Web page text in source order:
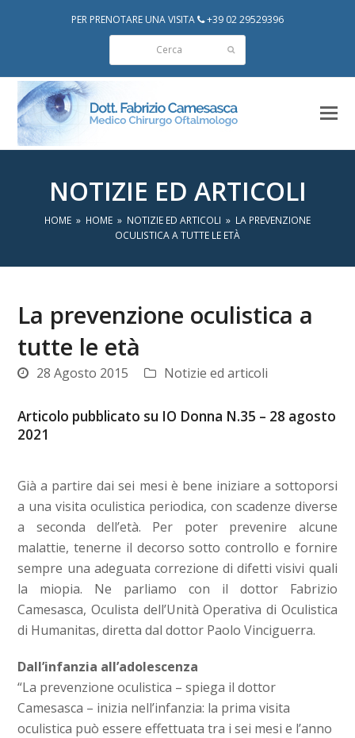
PER PRENOTARE UNA VISITA
+39 02 29529396
NOTIZIE ED ARTICOLI
HOME » HOME » NOTIZIE ED ARTICOLI » LA PREVENZIONE
OCULISTICA A TUTTE LE ETÀ
La prevenzione oculistica a
tutte le età
28 Agosto 2015 Notizie ed articoli
Articolo pubblicato su IO Donna N.35 – 28 agosto
2021
Già a partire dai sei mesi è bene iniziare a sottoporsi
a una visita oculistica periodica, con scadenze diverse
a seconda dell’età. Per poter prevenire alcune
malattie, tenerne il decorso sotto controllo e fornire
sempre una adeguata correzione di difetti visivi quali
la miopia. Ne parliamo con il dottor Fabrizio
Camesasca, Oculista dell’Unità Operativa di Oculistica
di Humanitas, diretta dal dottor Paolo Vinciguerra.
Dall’infanzia all’adolescenza
“La prevenzione oculistica – spiega il dottor
Camesasca – inizia nell’infanzia: la prima visita
oculistica può essere effettuata tra i sei mesi e l’anno